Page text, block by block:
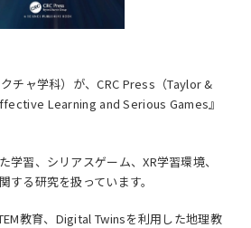
チャ学科）が、CRC Press（Taylor &
Learning and Serious Games』
学習、シリアスゲーム、XR学習環境、
る研究を扱っています。
教育、Digital Twinsを利用した地理教